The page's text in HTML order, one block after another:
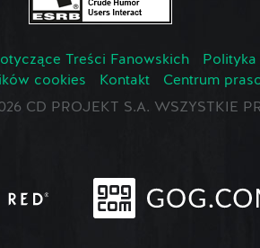
Treści Fanowskich
cookies
Kontakt
Centrum
CD PROJEKT S.A. WSZYSTKIE